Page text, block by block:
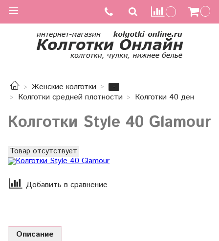
Женские колготки
-
Колготки средней плотности
Колготки 40 ден
Колготки Style 40 Glamour
Товар отсутствует
Добавить в сравнение
Описание